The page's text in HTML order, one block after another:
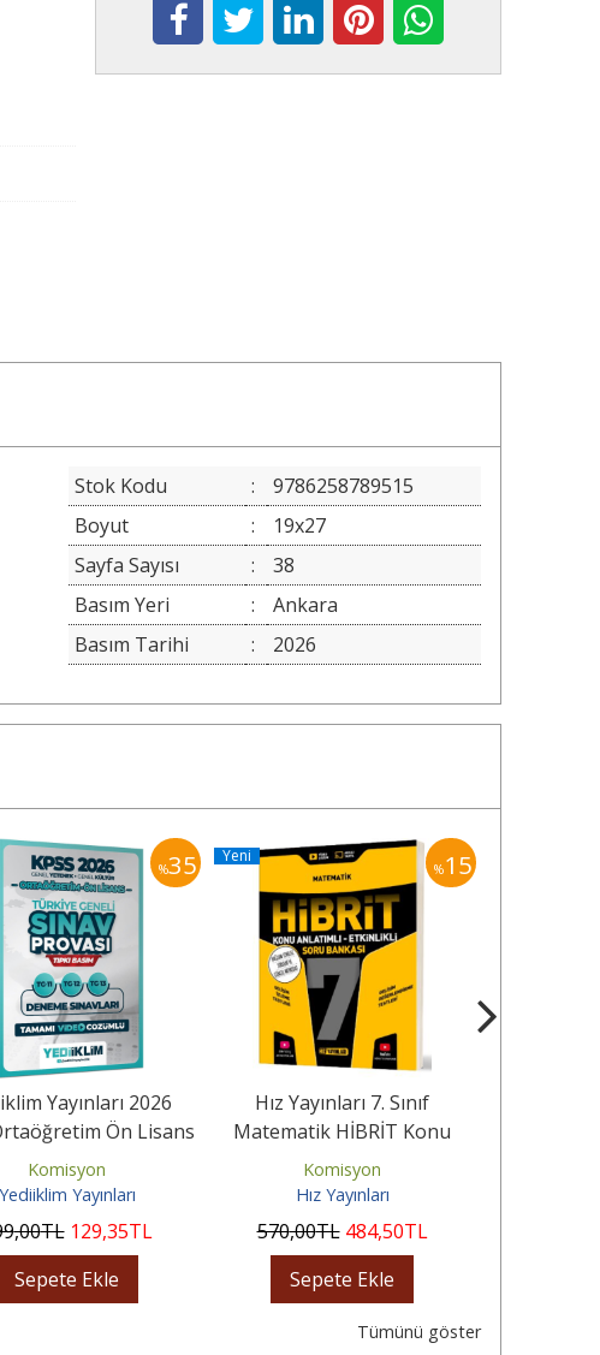
Stok Kodu :
9786258789515
Boyut
:
19x27
Sayfa Sayısı
:
38
Basım Yeri
:
Ankara
Basım Tarihi
: 2026
%35
Yayınları 2026
Ön Lisans
GK Türkiye Geneli...
Komisyon
Yediiklim Yayınları
,00TL 129,35TL
Sepete Ekle
%15
Yeni
Hız Yayınları 7. Sınıf
Matematik HİBRİT Konu
Anlatımlı Etkinlikli Soru...
Komisyon
Hız Yayınları
570,00TL 484,50TL
Sepete Ekle
Tümünü göster